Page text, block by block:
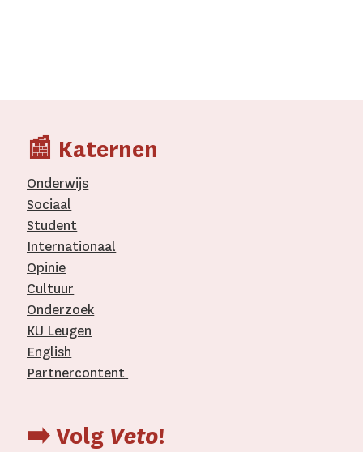
📰 Katernen
Onderwijs
Sociaal
Student
Internationaal­
Opinie
Cultuur
Onderzoek
KU Leugen
English
Partnercontent
➡️ Volg Veto!